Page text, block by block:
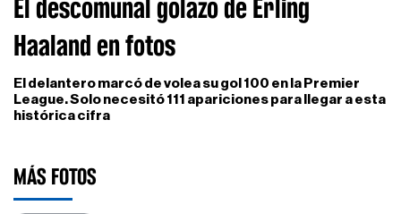
El descomunal golazo de Erling
Haaland en fotos
El delantero marcó de volea su gol 100 en la Premier
League. Solo necesitó 111 apariciones para llegar a esta
histórica cifra
MÁS FOTOS